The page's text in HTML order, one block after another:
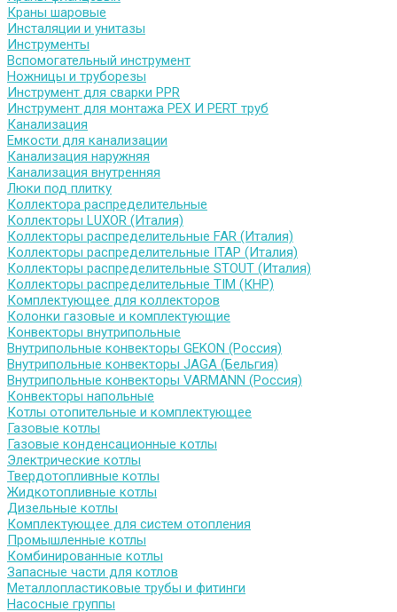
Краны шаровые
Инсталяции и унитазы
Инструменты
Вспомогательный инструмент
Ножницы и труборезы
Инструмент для сварки PPR
Инструмент для монтажа PEX И PERT труб
Канализация
Емкости для канализации
Канализация наружняя
Канализация внутренняя
Люки под плитку
Коллектора распределительные
Коллекторы LUXOR (Италия)
Коллекторы распределительные FAR (Италия)
Коллекторы распределительные ITAP (Италия)
Коллекторы распределительные STOUT (Италия)
Коллекторы распределительные TIM (КНР)
Комплектующее для коллекторов
Колонки газовые и комплектующие
Конвекторы внутрипольные
Внутрипольные конвекторы GEKON (Россия)
Внутрипольные конвекторы JAGA (Бельгия)
Внутрипольные конвекторы VARMANN (Россия)
Конвекторы напольные
Котлы отопительные и комплектующее
Газовые котлы
Газовые конденсационные котлы
Электрические котлы
Твердотопливные котлы
Жидкотопливные котлы
Дизельные котлы
Комплектующее для систем отопления
Промышленные котлы
Комбинированные котлы
Запасные части для котлов
Металлопластиковые трубы и фитинги
Насосные группы